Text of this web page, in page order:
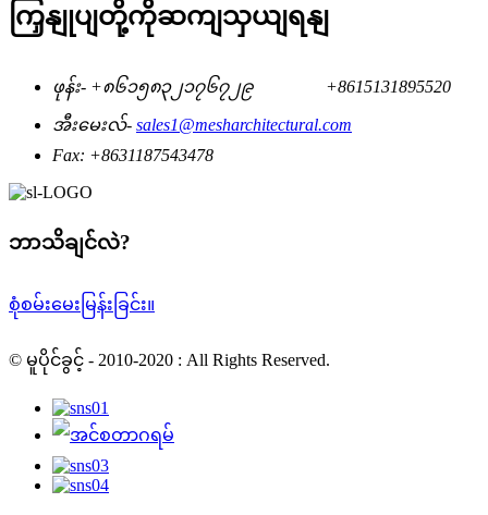
ကြှနျုပျတို့ကိုဆကျသှယျရနျ
ဖုန်း- +၈၆၁၅၈၃၂၁၇၆၇၂၉ +8615131895520
အီးမေးလ်- sales1@mesharchitectural.com
Fax: +8631187543478
ဘာသိချင်လဲ?
စုံစမ်းမေးမြန်းခြင်း။
© မူပိုင်ခွင့် - 2010-2020 : All Rights Reserved.